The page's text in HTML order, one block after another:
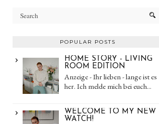
POPULAR POSTS
HOME STORY - LIVING
ROOM EDITION
Anzeige - Ihr lieben - lange ist es
her. Ich melde mich bei euch...
WELCOME TO MY NEW
WATCH!